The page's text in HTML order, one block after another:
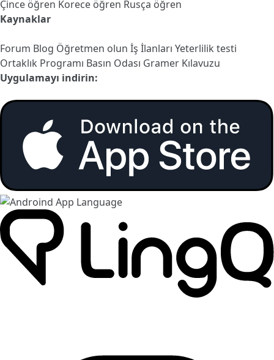
Çince öğren Korece öğren Rusça öğren
Kaynaklar
Forum Blog Öğretmen olun İş İlanları Yeterlilik testi
Ortaklık Programı Basın Odası Gramer Kılavuzu
Uygulamayı indirin: